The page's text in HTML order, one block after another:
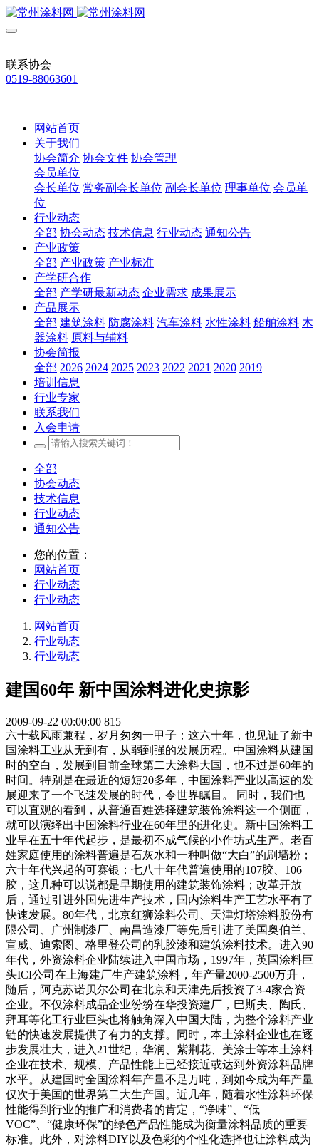
联系协会
0519-88063601
网站首页
关于我们
协会简介 协会文件 协会管理
会员单位
会长单位 常务副会长单位 副会长单位 理事单位 会员单
位
行业动态
全部 协会动态 技术信息 行业动态 通知公告
产业政策
全部 产业政策 产业标准
产学研合作
全部 产学研最新动态 企业需求 成果展示
产品展示
全部 建筑涂料 防腐涂料 汽车涂料 水性涂料 船舶涂料 木
器涂料 原料与辅料
协会简报
全部 2026 2024 2025 2023 2022 2021 2020 2019
培训信息
行业专家
联系我们
入会申请
全部
协会动态
技术信息
行业动态
通知公告
您的位置：
网站首页
行业动态
行业动态
网站首页
行业动态
行业动态
建国60年 新中国涂料进化史掠影
2009-09-22 00:00:00 815
六十载风雨兼程，岁月匆匆一甲子；这六十年，也见证了新中
国涂料工业从无到有，从弱到强的发展历程。中国涂料从建国
时的空白，发展到目前全球第二大涂料大国，也不过是60年的
时间。特别是在最近的短短20多年，中国涂料产业以高速的发
展迎来了一个飞速发展的时代，令世界瞩目。 同时，我们也
可以直观的看到，从普通百姓选择建筑装饰涂料这一个侧面，
就可以演绎出中国涂料行业在60年里的进化史。新中国涂料工
业早在五十年代起步，是最初不成气候的小作坊式生产。老百
姓家庭使用的涂料普遍是石灰水和一种叫做“大白”的刷墙粉；
六十年代兴起的可赛银；七八十年代普遍使用的107胶、106
胶，这几种可以说都是早期使用的建筑装饰涂料；改革开放
后，通过引进外国先进生产技术，国内涂料生产工艺水平有了
快速发展。80年代，北京红狮涂料公司、天津灯塔涂料股份有
限公司、广州制漆厂、南昌造漆厂等先后引进了美国奥伯兰、
宣威、迪索图、格里登公司的乳胶漆和建筑涂料技术。进入90
年代，外资涂料企业陆续进入中国市场，1997年，英国涂料巨
头ICI公司在上海建厂生产建筑涂料，年产量2000-2500万升，
随后，阿克苏诺贝尔公司在北京和天津先后投资了3-4家合资
企业。不仅涂料成品企业纷纷在华投资建厂，巴斯夫、陶氏、
拜耳等化工行业巨头也将触角深入中国大陆，为整个涂料产业
链的快速发展提供了有力的支撑。同时，本土涂料企业也在逐
步发展壮大，进入21世纪，华润、紫荆花、美涂士等本土涂料
企业在技术、规模、产品性能上已经接近或达到外资涂料品牌
水平。从建国时全国涂料年产量不足万吨，到如今成为年产量
仅次于美国的世界第二大生产国。近几年，随着水性涂料环保
性能得到行业的推广和消费者的肯定，“净味”、“低
VOC”、“健康环保”的绿色产品性能成为衡量涂料品质的重要
标准。此外，对涂料DIY以及色彩的个性化选择也让涂料成为